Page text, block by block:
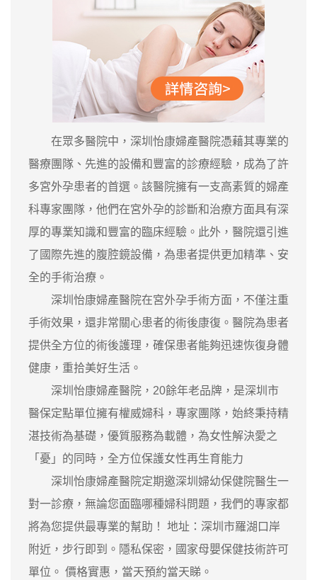
在眾多醫院中，深圳怡康婦產醫院憑藉其專業的
醫療團隊、先進的設備和豐富的診療經驗，成為了許
多宮外孕患者的首選。該醫院擁有一支高素質的婦產
科專家團隊，他們在宮外孕的診斷和治療方面具有深
厚的專業知識和豐富的臨床經驗。此外，醫院還引進
了國際先進的腹腔鏡設備，為患者提供更加精準、安
全的手術治療。
深圳怡康婦產醫院在宮外孕手術方面，不僅注重
手術效果，還非常關心患者的術後康復。醫院為患者
提供全方位的術後護理，確保患者能夠迅速恢復身體
健康，重拾美好生活。
深圳怡康婦產醫院，20餘年老品牌，是深圳市
醫保定點單位擁有權威婦科，專家團隊，始終秉持精
湛技術為基礎，優質服務為載體，為女性解決愛之
「憂」的同時，全方位保護女性再生育能力
深圳怡康婦產醫院定期邀深圳婦幼保健院醫生一
對一診療，無論您面臨哪種婦科問題，我們的專家都
將為您提供最專業的幫助！ 地址：深圳市羅湖口岸
附近，步行即到。隱私保密，國家母嬰保健技術許可
單位。 價格實惠，當天預約當天睇。